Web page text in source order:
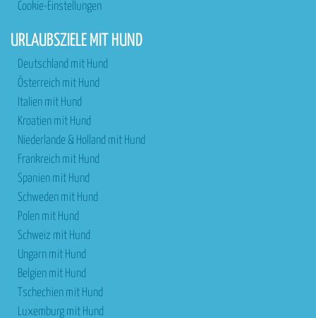
Cookie-Einstellungen
URLAUBSZIELE MIT HUND
Deutschland mit Hund
Österreich mit Hund
Italien mit Hund
Kroatien mit Hund
Niederlande & Holland mit Hund
Frankreich mit Hund
Spanien mit Hund
Schweden mit Hund
Polen mit Hund
Schweiz mit Hund
Ungarn mit Hund
Belgien mit Hund
Tschechien mit Hund
Luxemburg mit Hund